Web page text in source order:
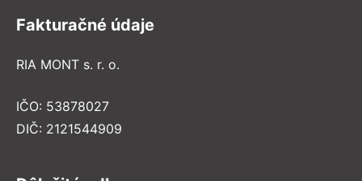
Fakturačné údaje
RIA MONT s. r. o.
IČO: 53878027
DIČ: 2121544909